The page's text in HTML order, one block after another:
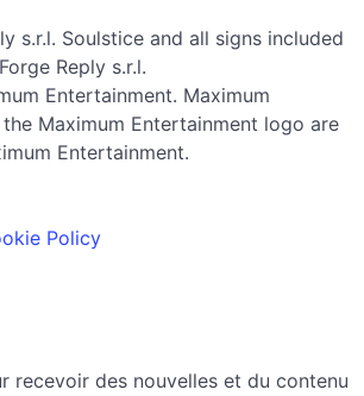
s.r.l. Soulstice and all signs included
Reply s.r.l.
Entertainment. Maximum
Maximum Entertainment logo are
Entertainment.
Policy
recevoir des nouvelles et du contenu